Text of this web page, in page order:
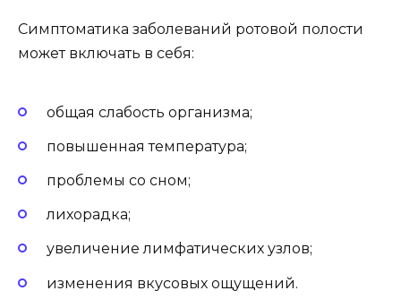
Симптоматика заболеваний ротовой полости
может включать в себя:
общая слабость организма;
повышенная температура;
проблемы со сном;
лихорадка;
увеличение лимфатических узлов;
изменения вкусовых ощущений.